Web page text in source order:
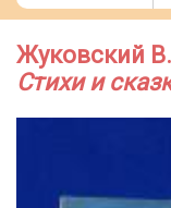
Жуковский
Стихи и